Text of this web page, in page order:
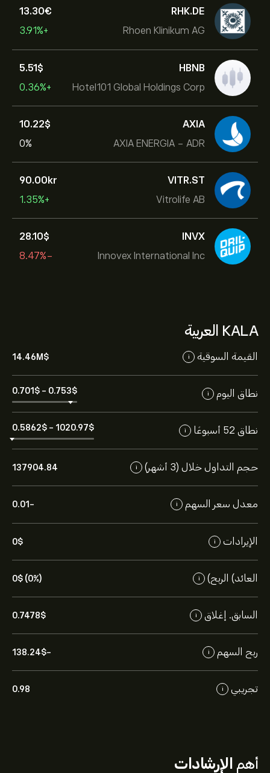
RHK.DE
Rhoen Klinikum AG
13.30‎€‎
+3.91%
HBNB
Hotel101 Global Holdings Corp
5.51‎$‎
+0.36%
AXIA
AXIA ENERGIA - ADR
10.22‎$‎
0%
VITR.ST
Vitrolife AB
90.00‎kr‎
+1.35%
INVX
Innovex International Inc
28.10‎$‎
-8.47%
KALA العربية
القيمة السوقية i
14.46M‎$‎
نطاق اليوم i
0.701‎$‎ - 0.753‎$‎
نطاق 52 أسبوعًا i
0.5862‎$‎ - 1020.97‎$‎
حجم التداول خلال (3 أشهر) i
137904.84
معدل سعر السهم i
-0.01
الإيرادات i
0‎$‎
العائد) الربح) i
0‎$‎ (0%)
السابق. إغلاق i
0.7478‎$‎
ربح السهم i
-138.24‎$‎
تجريبي i
0.98
أهم الإرشادات